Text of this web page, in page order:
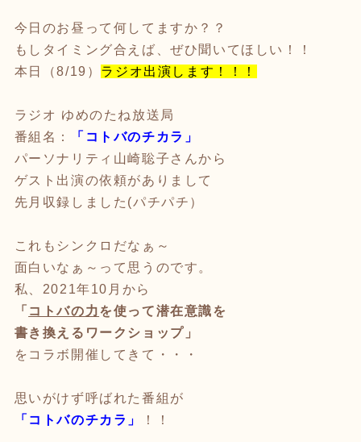
今日のお昼って何してますか？？
もしタイミング合えば、ぜひ聞いてほしい！！
本日（8/19） ラジオ出演します！！！
ラジオ ゆめのたね放送局
番組名：
「コトバのチカラ」
パーソナリティ山崎聡子さんから
ゲスト出演の依頼がありまして
先月収録しました(パチパチ）
これもシンクロだなぁ～
面白いなぁ～って思うのです。
私、2021年10月から
「 コトバの力を使って潜在意識を
書き換えるワークショップ」
をコラボ開催してきて・・・
思いがけず呼ばれた番組が
「コトバのチカラ」
！！